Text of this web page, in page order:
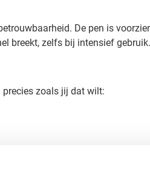
De pen is
breekt, zelfs bij intensief
precies zoals jij dat wilt:
zijn alleen verkrijgbaar in